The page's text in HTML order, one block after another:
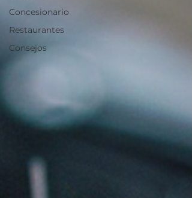
Concesionario
Restaurantes
Consejos